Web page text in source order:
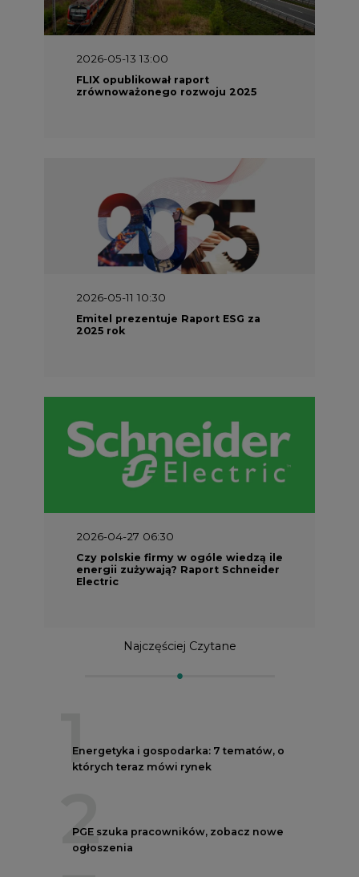
2026-05-13 13:00
FLIX opublikował raport
zrównoważonego rozwoju 2025
2026-05-11 10:30
Emitel prezentuje Raport ESG za
2025 rok
2026-04-27 06:30
Czy polskie firmy w ogóle wiedzą ile
energii zużywają? Raport Schneider
Electric
Najczęściej Czytane
1
Energetyka i gospodarka: 7 tematów, o
których teraz mówi rynek
2
PGE szuka pracowników, zobacz nowe
ogłoszenia